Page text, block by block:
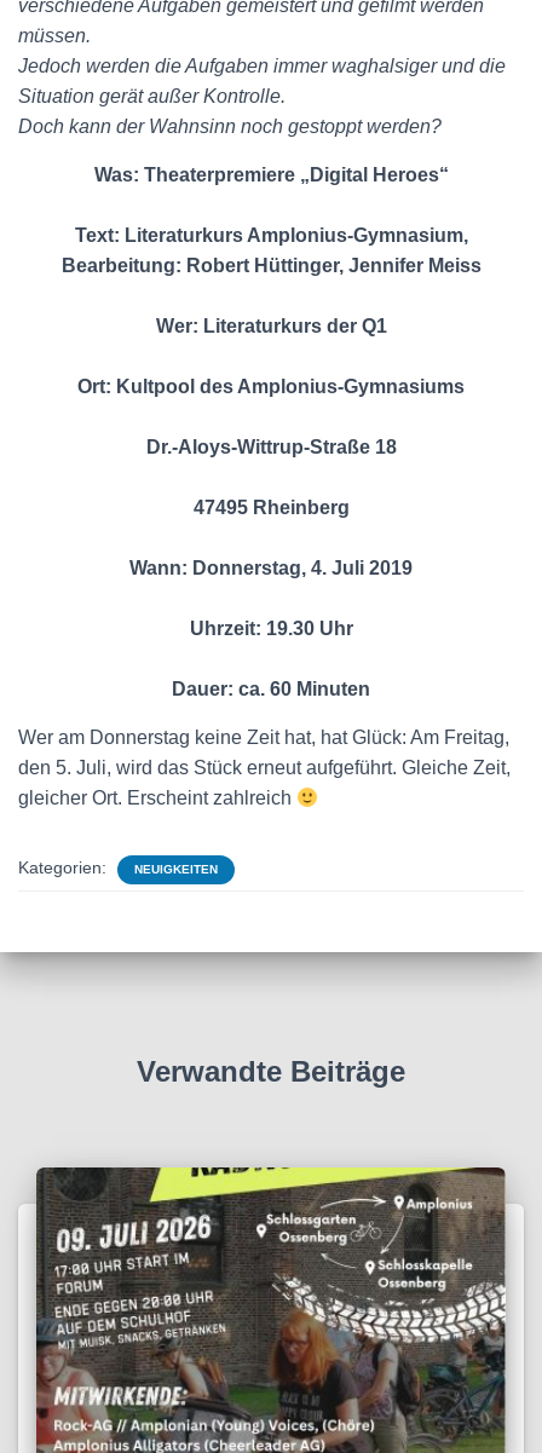
verschiedene Aufgaben gemeistert und gefilmt werden
müssen.
Jedoch werden die Aufgaben immer waghalsiger und die
Situation gerät außer Kontrolle.
Doch kann der Wahnsinn noch gestoppt werden?
Was: Theaterpremiere „Digital Heroes“
Text: Literaturkurs Amplonius-Gymnasium,
Bearbeitung: Robert Hüttinger, Jennifer Meiss
Wer: Literaturkurs der Q1
Ort: Kultpool des Amplonius-Gymnasiums
Dr.-Aloys-Wittrup-Straße 18
47495 Rheinberg
Wann: Donnerstag, 4. Juli 2019
Uhrzeit: 19.30 Uhr
Dauer: ca. 60 Minuten
Wer am Donnerstag keine Zeit hat, hat Glück: Am Freitag,
den 5. Juli, wird das Stück erneut aufgeführt. Gleiche Zeit,
gleicher Ort. Erscheint zahlreich
Kategorien: NEUIGKEITEN
Verwandte Beiträge